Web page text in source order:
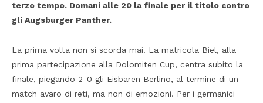
terzo tempo. Domani alle 20 la finale per il titolo contro
gli Augsburger Panther.
La prima volta non si scorda mai. La matricola Biel, alla
prima partecipazione alla Dolomiten Cup, centra subito la
finale, piegando 2-0 gli Eisbären Berlino, al termine di un
match avaro di reti, ma non di emozioni. Per i germanici